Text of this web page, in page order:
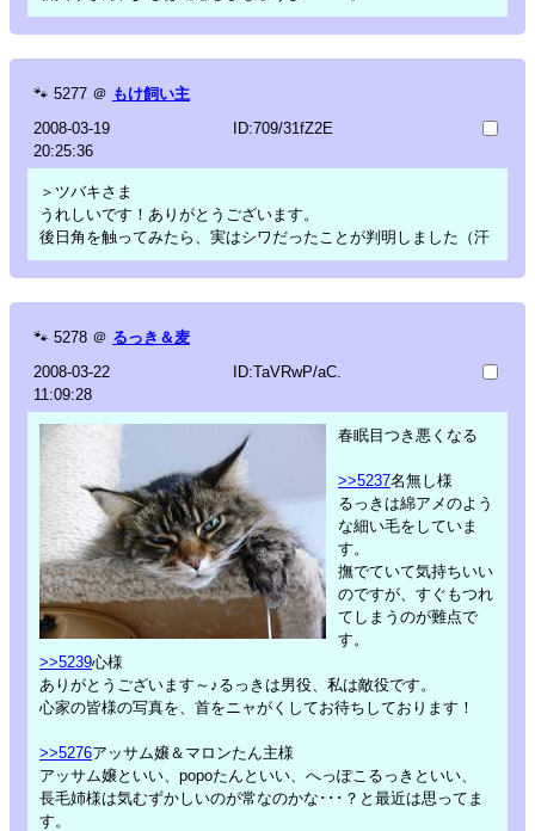
🐾 5277 ＠ もけ飼い主
2008-03-19
20:25:36
ID:709/31fZ2E
＞ツバキさま
うれしいです！ありがとうございます。
後日角を触ってみたら、実はシワだったことが判明しました（汗
🐾 5278 ＠ るっき＆麦
2008-03-22
11:09:28
ID:TaVRwP/aC.
春眠目つき悪くなる
>>5237名無し様
るっきは綿アメのよう
な細い毛をしていま
す。
撫でていて気持ちいい
のですが、すぐもつれ
てしまうのが難点で
す。
>>5239心様
ありがとうございます～♪るっきは男役、私は敵役です。
心家の皆様の写真を、首をニャがくしてお待ちしております！
>>5276アッサム嬢＆マロンたん主様
アッサム嬢といい、popoたんといい、へっぽこるっきといい、
長毛姉様は気むずかしいのが常なのかな･･･？と最近は思ってま
す。